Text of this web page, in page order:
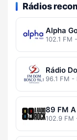
Rádios
Alpha
102.1 FM
Rádio
96.1 FM -
89 FM
102.9 FM